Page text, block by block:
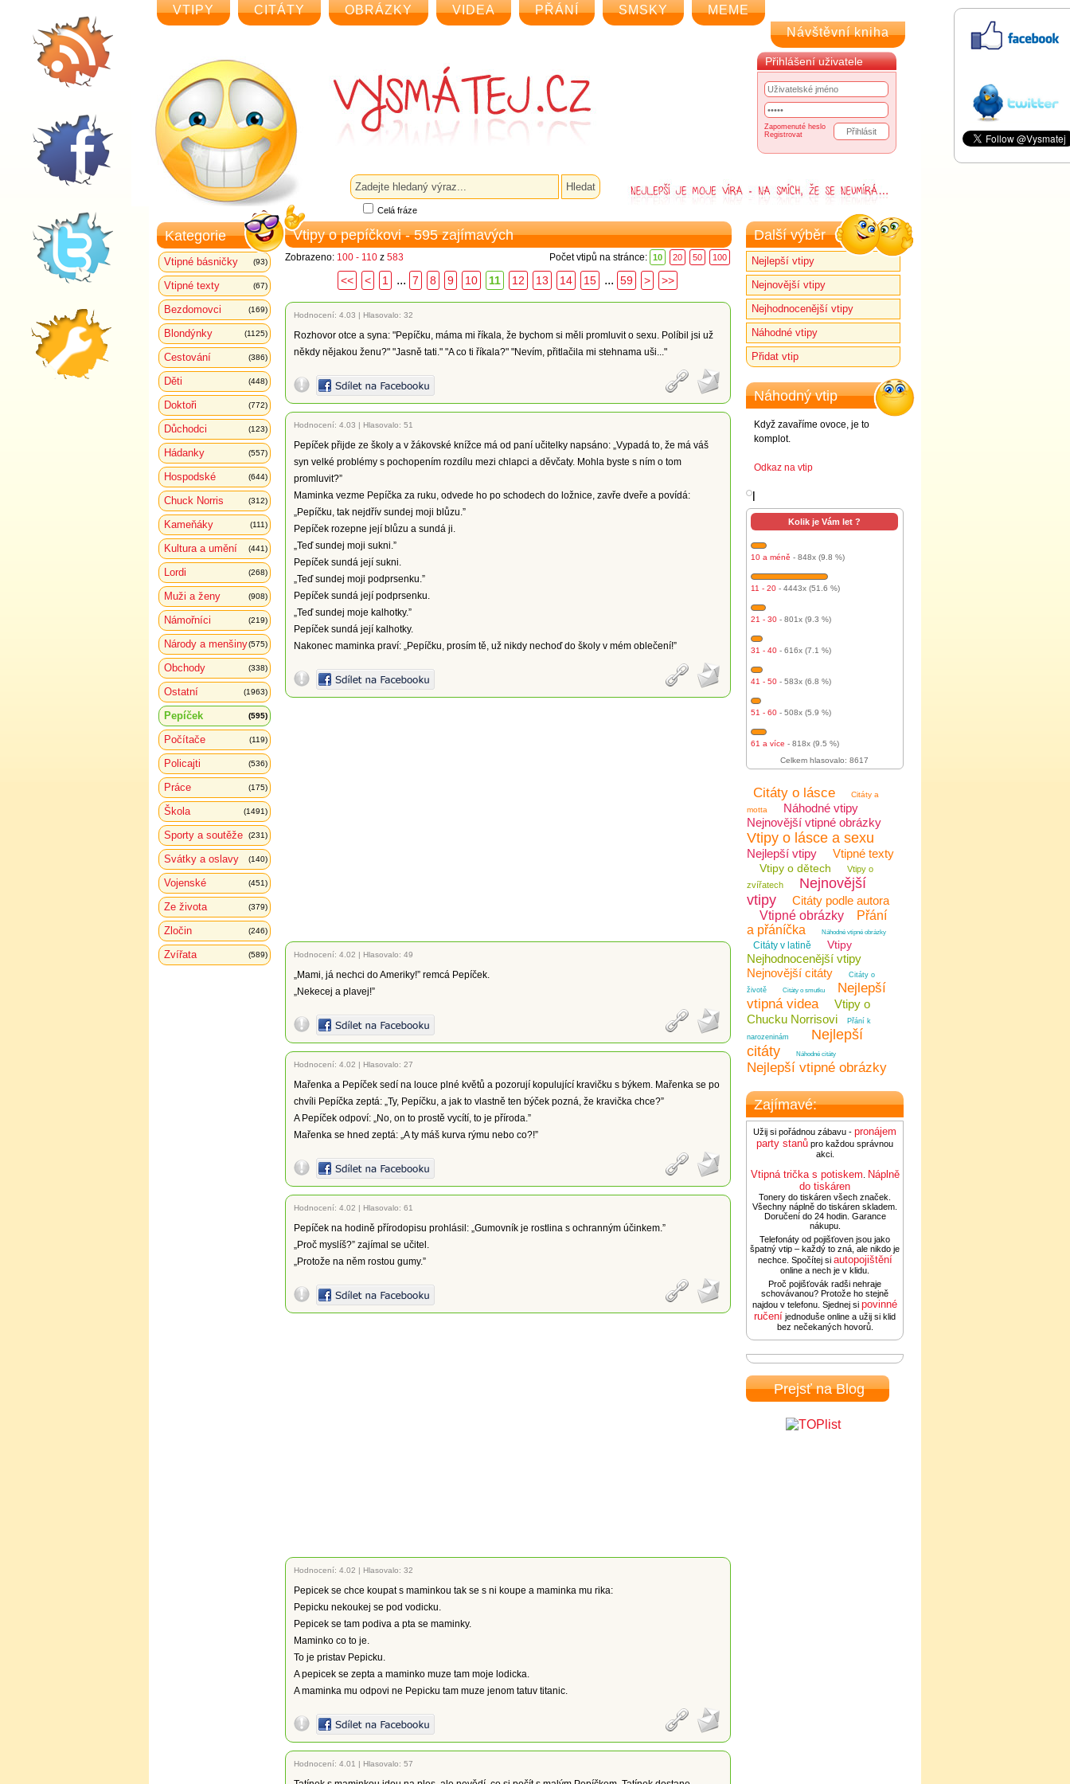
VTIPY CITÁTY OBRÁZKY VIDEA PŘÁNÍ SMSKY
MEME
Návštěvní kniha
Přihlášení uživatele
Zapomenuté heslo
Registrovat
Celá fráze
Kategorie
Vtipné básničky (93)
Vtipné texty (67)
Bezdomovci (169)
Blondýnky (1125)
Cestování (386)
Děti (448)
Doktoři (772)
Důchodci (123)
Hádanky (557)
Hospodské (644)
Chuck Norris (312)
Kameňáky (111)
Kultura a umění (441)
Lordi (268)
Muži a ženy (908)
Námořníci (219)
Národy a menšiny(575)
Obchody (338)
Ostatní (1963)
Pepíček (595)
Počítače (119)
Policajti (536)
Práce (175)
Škola (1491)
Sporty a soutěže (231)
Svátky a oslavy (140)
Vojenské (451)
Ze života (379)
Zločin (246)
Zvířata (589)
Vtipy o pepíčkovi - 595 zajímavých
Zobrazeno: 100 - 110 z 583 Počet vtipů na stránce: 10 20 50 100
<< < 1 ... 7 8 9 10 11 12 13 14 15 ... 59 > >>
Hodnocení: 4.03 | Hlasovalo: 32
Rozhovor otce a syna: "Pepíčku, máma mi říkala, že bychom si měli promluvit o sexu. Políbil jsi už
někdy nějakou ženu?" "Jasně tati." "A co ti říkala?" "Nevím, přitlačila mi stehnama uši..."
Hodnocení: 4.03 | Hlasovalo: 51
Pepíček přijde ze školy a v žákovské knížce má od paní učitelky napsáno: „Vypadá to, že má váš
syn velké problémy s pochopením rozdílu mezi chlapci a děvčaty. Mohla byste s ním o tom
promluvit?”
Maminka vezme Pepíčka za ruku, odvede ho po schodech do ložnice, zavře dveře a povídá:
„Pepíčku, tak nejdřív sundej moji blůzu.”
Pepíček rozepne její blůzu a sundá ji.
„Teď sundej moji sukni.”
Pepíček sundá její sukni.
„Teď sundej moji podprsenku.”
Pepíček sundá její podprsenku.
„Teď sundej moje kalhotky.”
Pepíček sundá její kalhotky.
Nakonec maminka praví: „Pepíčku, prosím tě, už nikdy nechoď do školy v mém oblečení!”
Hodnocení: 4.02 | Hlasovalo: 49
„Mami, já nechci do Ameriky!” remcá Pepíček.
„Nekecej a plavej!”
Hodnocení: 4.02 | Hlasovalo: 27
Mařenka a Pepíček sedí na louce plné květů a pozorují kopulující kravičku s býkem. Mařenka se po
chvíli Pepíčka zeptá: „Ty, Pepíčku, a jak to vlastně ten býček pozná, že kravička chce?”
A Pepíček odpoví: „No, on to prostě vycítí, to je příroda.”
Mařenka se hned zeptá: „A ty máš kurva rýmu nebo co?!”
Hodnocení: 4.02 | Hlasovalo: 61
Pepíček na hodině přírodopisu prohlásil: „Gumovník je rostlina s ochranným účinkem.”
„Proč myslíš?” zajímal se učitel.
„Protože na něm rostou gumy.”
Hodnocení: 4.02 | Hlasovalo: 32
Pepicek se chce koupat s maminkou tak se s ni koupe a maminka mu rika:
Pepicku nekoukej se pod vodicku.
Pepicek se tam podiva a pta se maminky.
Maminko co to je.
To je pristav Pepicku.
A pepicek se zepta a maminko muze tam moje lodicka.
A maminka mu odpovi ne Pepicku tam muze jenom tatuv titanic.
Hodnocení: 4.01 | Hlasovalo: 57
Další výběr
Nejlepší vtipy
Nejnovější vtipy
Nejhodnocenější vtipy
Náhodné vtipy
Přidat vtip
Náhodný vtip
Když zavaříme ovoce, je to
komplot.
Odkaz na vtip
Kolik je Vám let ?
10 a méně - 848x (9.8 %)
11 - 20 - 4443x (51.6 %)
21 - 30 - 801x (9.3 %)
31 - 40 - 616x (7.1 %)
41 - 50 - 583x (6.8 %)
51 - 60 - 508x (5.9 %)
61 a více - 818x (9.5 %)
Celkem hlasovalo: 8617
Citáty o lásce
Citáty a
motta
Náhodné vtipy
Nejnovější vtipné obrázky
Vtipy o lásce a sexu
Nejlepší vtipy Vtipné texty
Vtipy o dětech
Vtipy o
zvířatech
Nejnovější
vtipy
Citáty podle autora
Vtipné obrázky
Přání
a přáníčka
Náhodné vtipné obrázky
Citáty v latině Vtipy
Nejhodnocenější vtipy
Nejnovější citáty
Citáty o
životě
Citáty o smutku
Nejlepší
vtipná videa
Vtipy o
Chucku Norrisovi
Přání k
narozeninám
Nejlepší
citáty
Náhodné citáty
Nejlepší vtipné obrázky
Zajímavé:
Užij si pořádnou zábavu - pronájem
party stanů pro každou správnou
akci.
Vtipná trička s potiskem Náplně
do tiskáren
Tonery do tiskáren všech značek.
Všechny náplně do tiskáren skladem.
Doručení do 24 hodin. Garance
nákupu.
Telefonáty od pojišťoven jsou jako
špatný vtip – každý to zná, ale nikdo je
nechce. Spočítej si autopojištění
online a nech je v klidu.
Proč pojišťovák radši nehraje
schovávanou? Protože ho stejně
najdou v telefonu. Sjednej si povinné
ručení jednoduše online a užij si klid
bez nečekaných hovorů.
Prejsť na Blog